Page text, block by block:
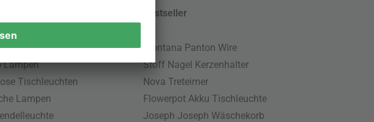
für Außen
Lampen
Tischleuchten
Lampen
Bestseller
Montana Panton Wire
Stoff Nagel Kerzenhalter
Nova Treteimer
Flowerpot Akku Tischleuchte
Joseph Joseph Wäschekorb